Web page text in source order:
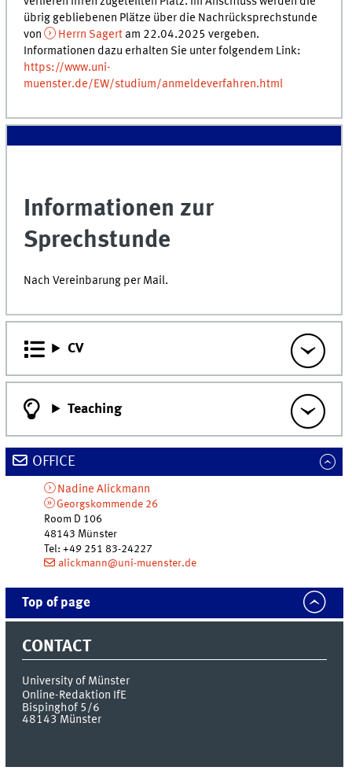
übrig gebliebenen Plätze über die Nachrücksprechstunde
von
Herrn Sagert am 22.04.2025 vergeben.
Informationen dazu erhalten Sie unter folgendem Link:
https://www.uni-
muenster.de/EW/studium/anmeldeverfahren.html
Informationen zur
Sprechstunde
Nach Vereinbarung per Mail.
CV
Teaching
OFFICE
Nadine Alickmann
Georgskommende 26
Room D 106
48143 Münster
Tel:+49 251 83-24227
alickmann@uni-muenster.de
Top of page
CONTACT
University of Münster
Online-Redaktion IfE
Bispinghof 5/6
48143 Münster